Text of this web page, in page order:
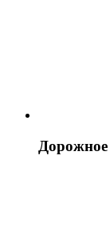
Дорожное